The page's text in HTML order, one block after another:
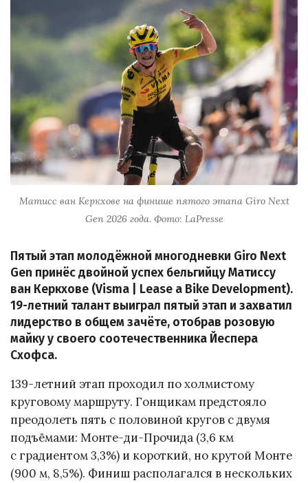
Матисс ван Керкхове на финише пятого этапа Giro Next
Gen 2026 года. Фото: LaPresse
Пятый этап молодёжной многодневки Giro Next
Gen принёс двойной успех бельгийцу Матиссу
ван Керкхове (Visma | Lease a Bike Development).
19-летний талант выиграл пятый этап и захватил
лидерство в общем зачёте, отобрав розовую
майку у своего соотечественника Йеспера
Схофса.
139-летний этап проходил по холмистому
круговому маршруту. Гонщикам предстояло
преодолеть пять с половиной кругов с двумя
подъёмами: Монте-ди-Прочида (3,6 км
с градиентом 3,3%) и короткий, но крутой Монте
(900 м, 8,5%). Финиш располагался в нескольких